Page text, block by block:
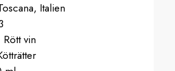
Italien
Rött vin